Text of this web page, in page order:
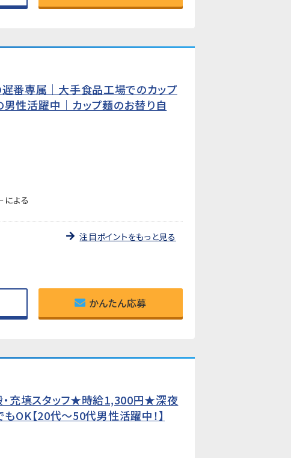
番専属｜大手食品工場でのカップ
性活躍中｜カップ麺のお替り自
よる
注目ポイントをもっと見る
かんたん応募
・充填スタッフ★時給1,300円★深夜
OK【20代〜50代男性活躍中！】